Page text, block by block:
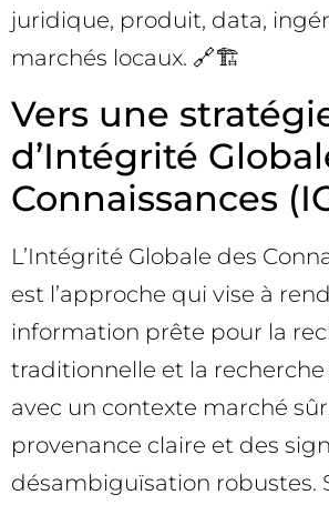
juridique, produit, data,
marchés locaux. 🔗🏗️
Vers une
d’Intégrité
Connaissances
L’Intégrité Globale des
est l’approche qui vise à
information prête pour la
traditionnelle et la
avec un contexte marché
provenance claire et des
désambiguïsation robustes.